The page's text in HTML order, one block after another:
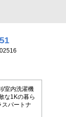
/室内洗濯機
な1Kの暮ら
パートナ